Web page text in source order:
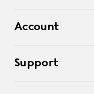
コンタクトレンズ
アクセサリー
オンラインショップ
Account
ログアウト
Support